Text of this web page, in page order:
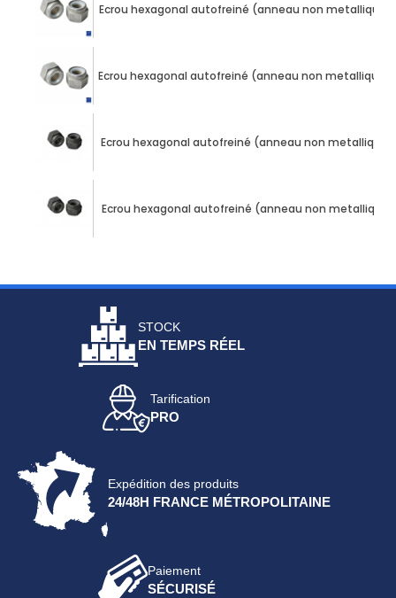
Ecrou hexagonal autofreiné (anneau non metallique)
Ecrou hexagonal autofreiné (anneau non metallique)
Ecrou hexagonal autofreiné (anneau non metallique)
Ecrou hexagonal autofreiné (anneau non metallique)
STOCK
EN TEMPS RÉEL
Tarification
PRO
Expédition des produits
24/48H FRANCE MÉTROPOLITAINE
Paiement
SÉCURISÉ